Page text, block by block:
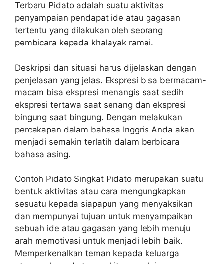
Terbaru Pidato adalah suatu aktivitas
penyampaian pendapat ide atau gagasan
tertentu yang dilakukan oleh seorang
pembicara kepada khalayak ramai.
Deskripsi dan situasi harus dijelaskan dengan
penjelasan yang jelas. Ekspresi bisa bermacam-
macam bisa ekspresi menangis saat sedih
ekspresi tertawa saat senang dan ekspresi
bingung saat bingung. Dengan melakukan
percakapan dalam bahasa Inggris Anda akan
menjadi semakin terlatih dalam berbicara
bahasa asing.
Contoh Pidato Singkat Pidato merupakan suatu
bentuk aktivitas atau cara mengungkapkan
sesuatu kepada siapapun yang menyaksikan
dan mempunyai tujuan untuk menyampaikan
sebuah ide atau gagasan yang lebih menuju
arah memotivasi untuk menjadi lebih baik.
Memperkenalkan teman kepada keluarga